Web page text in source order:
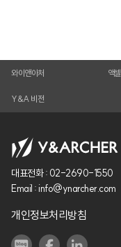
와이앤아처 액
Y&A 비전
대표전화 : 02-2690-1550
Email : info@ynarcher.com
개인정보처리방침